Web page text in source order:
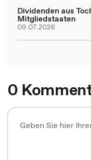
Dividenden aus
Mitgliedstaaten
09.07.2026
0